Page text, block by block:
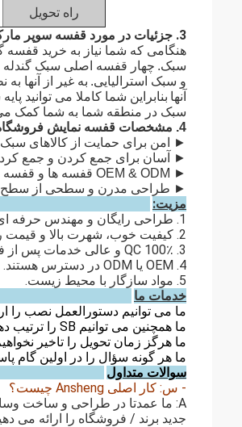
راه تحویل
3. جزئیات در مورد قفسه سوپر مارکت ما:
هنگامی که شما نیاز به خرید قفسه
سبک. چهار قفسه اصلی سبک گندله
و سبک استرالیایی. به غیر از آنها
آنها بنابراین شما کاملا می توانید
سبک در منطقه شما به شما کمک می
4. مشخصات قفسه نمایش فروشگاه ما:
► امن برای حمایت از کالاهای
► آسان برای جمع کردن و جمع
► OEM & ODM قفسه ها و قفسه خوش آمدید
► طراحی مدرن و سطحی از سطح
مزیت:
1. طراحی رایگان و مهندس حرفه ای تولید محصول را هدایت می کند.
2. کیفیت خوب، شهرت بالا و قیمت رقابتی کارخانه.
3. 100٪ QC و عالی خدمات پس از فروش.
4. OEM یا ODM در دسترس هستند.
5. مواد سازگار با محیط زیست.
خدمات ما
ما می توانیم دستورالعمل نصب را
ما همچنین می توانیم SB را ترتیب دهیم تا قفسه های رایگان را جمع آوری کنیم.
ما هرگز زمان تحویل را تاخیر
ما هر گونه سؤال را در اولین گام
سوالات متداول
- س: کار اصلی Ansheng چیست؟
جدید برند / فروشگاه را ارائه می